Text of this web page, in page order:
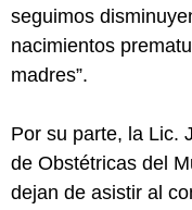
seguimos
nacimientos
madres”.
Por su parte, la Lic.
de Obstétricas del
dejan de asistir al